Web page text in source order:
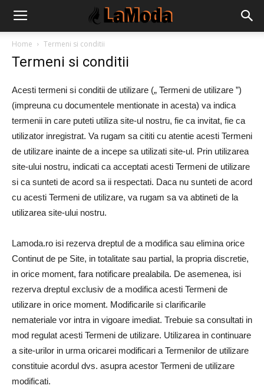
Home Termeni si conditii
Termeni si conditii
Acesti termeni si conditii de utilizare („ Termeni de utilizare ”)
(impreuna cu documentele mentionate in acesta) va indica
termenii in care puteti utiliza site-ul nostru, fie ca invitat, fie ca
utilizator inregistrat. Va rugam sa cititi cu atentie acesti Termeni
de utilizare inainte de a incepe sa utilizati site-ul. Prin utilizarea
site-ului nostru, indicati ca acceptati acesti Termeni de utilizare
si ca sunteti de acord sa ii respectati. Daca nu sunteti de acord
cu acesti Termeni de utilizare, va rugam sa va abtineti de la
utilizarea site-ului nostru.
Lamoda.ro isi rezerva dreptul de a modifica sau elimina orice
Continut de pe Site, in totalitate sau partial, la propria discretie,
in orice moment, fara notificare prealabila. De asemenea, isi
rezerva dreptul exclusiv de a modifica acesti Termeni de
utilizare in orice moment. Modificarile si clarificarile
nemateriale vor intra in vigoare imediat. Trebuie sa consultati in
mod regulat acesti Termeni de utilizare. Utilizarea in continuare
a site-urilor in urma oricarei modificari a Termenilor de utilizare
constituie acordul dvs. asupra acestor Termeni de utilizare
modificati.